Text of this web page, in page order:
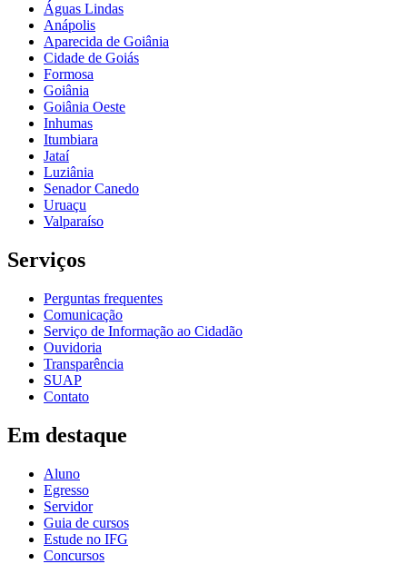
Águas Lindas
Anápolis
Aparecida de Goiânia
Cidade de Goiás
Formosa
Goiânia
Goiânia Oeste
Inhumas
Itumbiara
Jataí
Luziânia
Senador Canedo
Uruaçu
Valparaíso
Serviços
Perguntas frequentes
Comunicação
Serviço de Informação ao Cidadão
Ouvidoria
Transparência
SUAP
Contato
Em destaque
Aluno
Egresso
Servidor
Guia de cursos
Estude no IFG
Concursos